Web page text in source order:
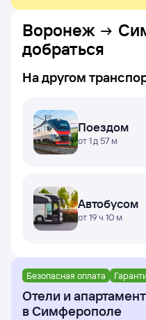
Воронеж
добраться
На другом
Поездом
от 1 д 57 м
Автобусом
от 19 ч 10 м
Безопасная оплата
Отели и
в Симферополе